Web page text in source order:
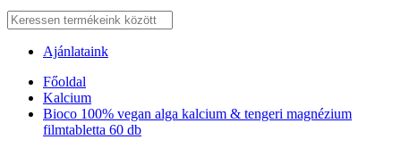
Ajánlataink
Főoldal
Kalcium
Bioco 100% vegan alga kalcium & tengeri magnézium
filmtabletta 60 db